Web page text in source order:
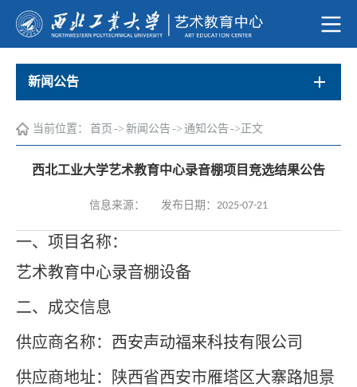
新闻公告
当前位置： 首页 -> 新闻公告 -> 通知公告 -> 正文
西北工业大学艺术教育中心录音棚项目竞选结果公告
信息来源： 发布日期：2025-07-21
一、项目名称：
艺术教育中心录音棚设备
二、成交信息
供应商名称： 西安声动福来科技有限公司
供应商地址：
陕西省西安市雁塔区大寨路旭景